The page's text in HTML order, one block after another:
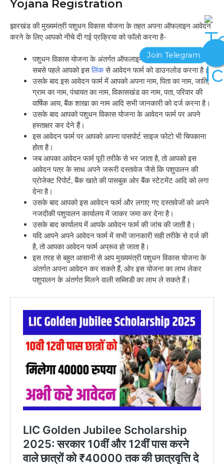
Yojana Registration
झारखंड की मुख्यमंत्री पशुधन विकास योजना के तहत अपना ऑफलाइन आवेदन
करने के लिए आपको नीचे दी गई प्रक्रिया को फॉलो करना है-
पशुधन विकास योजना के अंतर्गत ऑफलाइन आवेदन करने के लिए
सबसे पहले आपको इसलिंकसे आवेदन फार्म को डाउनलोड करना है।
उसके बाद इस आवेदन फार्म में आपको अपना नाम, पिता का नाम, जाति,
ग्राम का नाम, पंचायत का नाम, विकासखंड का नाम, पता, परिवार की
वार्षिक आय, बैंक शाखा का नाम आदि सभी जानकारी को दर्ज करना है।
उसके बाद आपको पशुधन विकास योजना के आवेदन फार्म पर अपने
हस्ताक्षर कर देने हैं।
इस आवेदन फार्म पर आपको अपना पासपोर्ट साइज फोटो भी चिपकाना
होता है।
जब आपका आवेदन फार्म पूरी तरीके से भर जाता है, तो आपको इस
आवेदन पत्र के साथ अपने जरूरी दस्तावेज जैसे कि पशुपालन की
प्रोजेक्ट रिपोर्ट, बैंक खाते की पासबुक ओर बैंक स्टेटमेंट आदि को लगा
देना है।
उसके बाद आपको इस आवेदन फार्म और लगाए गए दस्तावेजों को अपने
नजदीकी पशुपालन कार्यालय में जाकर जमा कर देना है।
उसके बाद कार्यालय में आपके आवेदन फार्म की जांच की जाती है।
यदि आपने अपने आवेदन फार्म में सभी जानकारी सही तरीके से दर्ज की
है, तो आपका आवेदन फार्म अप्रूव हो जाता है।
इस तरह से बहुत आसानी से आप मुख्यमंत्री पशुधन विकास योजना के
अंतर्गत अपना आवेदन कर सकते हैं, ओर इस योजना का लाभ लेकर
पशुपालन के अंतर्गत मिलने वाली सब्सिडी का लाभ ले सकते हैं।